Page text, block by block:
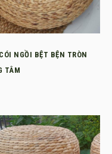
NGỒI BỆT BỆN TRÒN
TÂM